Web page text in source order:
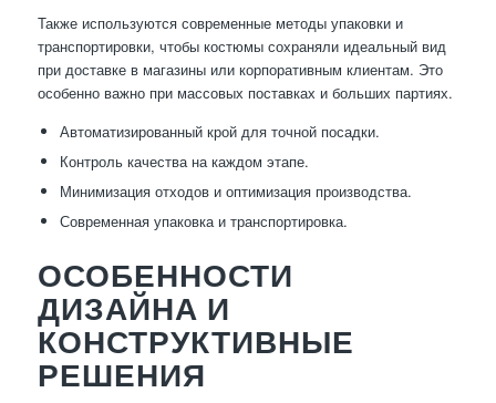
Также используются современные методы упаковки и
транспортировки, чтобы костюмы сохраняли идеальный вид
при доставке в магазины или корпоративным клиентам. Это
особенно важно при массовых поставках и больших партиях.
Автоматизированный крой для точной посадки.
Контроль качества на каждом этапе.
Минимизация отходов и оптимизация производства.
Современная упаковка и транспортировка.
ОСОБЕННОСТИ
ДИЗАЙНА И
КОНСТРУКТИВНЫЕ
РЕШЕНИЯ